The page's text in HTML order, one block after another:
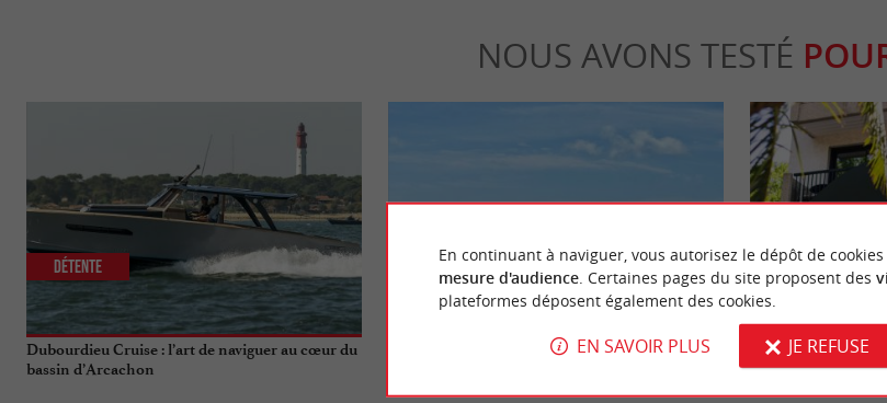
NOUS AVONS TESTÉ
Dubourdieu Cruise : l’art de naviguer au cœur du
bassin d’Arcachon
Détente
Arcachon : une belle destination iodée !
Culturelle
Arcanse, un hôtel
plages à Arcachon
Séjours /
En continuant à naviguer, vous autorisez le dépôt de
mesure d'audience. Certaines pages du site proposent des
plateformes déposent également des cookies.
EN SAVOIR PLUS JE REFUSE